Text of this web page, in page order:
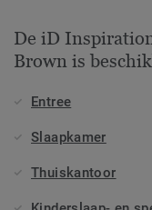
De iD
Brown is
Entree
Slaapkamer
Thuiskantoor